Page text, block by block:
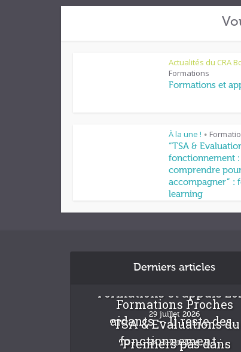
Actualités du CRA
Formations
Formations et
À la une ! •
“TSA &
fonctionnement
comprendre
accompagner” :
learning
Derniers articles
Formations et appuis
29 juillet 2026
Formations Proches
aidants – Il reste des...
24 juillet 2026
“TSA & Evaluations du
fonctionnement :...
“Premiers pas dans